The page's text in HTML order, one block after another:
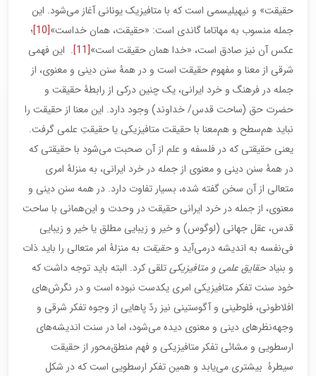
حقیقت» و نیهیلیسمی است که با متافیزیک یونانی آغاز می‌شود. این
جمله منسوب به مهاتاما گاندی است: «حقیقت، همان خداست»[10]
؛
عکس آن نیز صادق است، «خدا همان حقیقت است»[11]
. این فهمی
شرقی از معنا و مفهوم حقیقت است و در همۀ سنن دینی و معنوی، از
جمله در فرهنگ و خرد ایرانی، یک چنین درکی از رابطۀ حقیقت و
حضرت حق (ساحت قدس/ خداوند) وجود دارد. این معنا از حقیقت را
نباید هم‌سطح و هم‌معنا با حقیقت متافیزیکی یا حقیقتِ علمی گرفت.
یعنی حقیقتی که در فلسفه و علم از آن صحبت می‌شود با حقیقتی که
در همۀ سنن دینی و معنوی از جمله در خرد ایرانی، به منزلۀ امری
متعالی از آن سخن گفته شده، بسیار تفاوت دارد. در همه سنن دینی و
معنوی، از جمله در خرد ایرانی حقیقت در وحدت و این‌همانی با ساحت
قدس، عقل جهانی (لوگوس) و خیر و زیبایی مطلق یا خیر و زیبایی
فی‌نفسه به اندیشه در‌می‌آید وحقیقت به منزلۀ امر متعالی را باید ذات
و بنیادحقایق علمی و متافیزیکیتلقی کرد. البته باید توجه داشت که
خود سنت تفکر متافیزیکی امری یکدست نبوده است و در نگرش‌های
افلاطونی، فلوطینی و آگوستینی نیز ردّ پاهایی از وجوه تفکر شرقی و
وجهه‌نظرهای دینی و معنوی دیده می‌شود، اما در سنت اندیشه‌های
ارسطویی و مشائی تفکر متافیزیکی و فهم منطق‌محور از حقیقت
سیطرۀ بیشتری می‌یابد و همین تفکر ارسطویی است که در شکل